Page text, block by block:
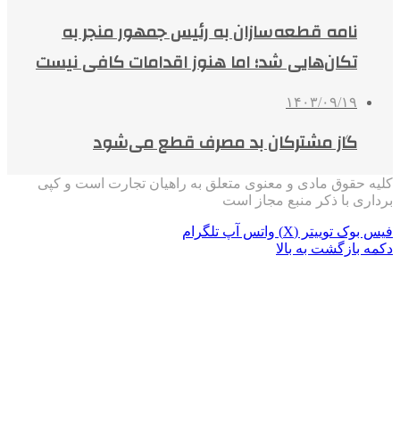
نامه قطعه‌سازان به رئیس جمهور منجر به
تکان‌هایی شد؛ اما هنوز اقدامات کافی نیست
۱۴۰۳/۰۹/۱۹
گاز مشترکان بد مصرف قطع می‌شود
کلیه حقوق مادی و معنوی متعلق به راهیان تجارت است و کپی
برداری با ذکر منبع مجاز است
فیس بوک توییتر (X) واتس آپ تلگرام
دکمه بازگشت به بالا